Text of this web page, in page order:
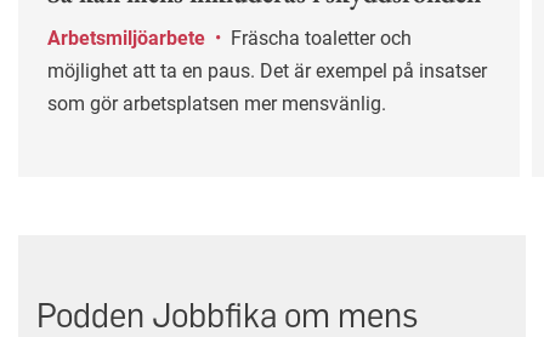
Arbetsmiljöarbete •
möjlighet att ta en paus. Det är exempel på insatser
som gör arbetsplatsen mer mensvänlig.
Podden Jobbfika om mens